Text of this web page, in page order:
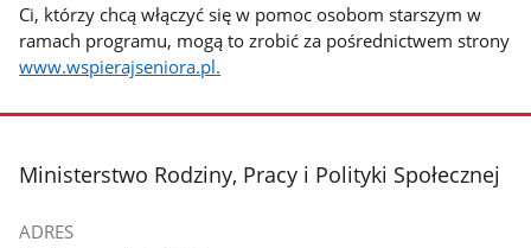
Ci, którzy chcą włączyć się w pomoc osobom starszym w
ramach programu, mogą to zrobić za pośrednictwem strony
www.wspierajseniora.pl.
stopka
Ministerstwo Rodziny, Pracy i Polityki Społecznej
ADRES